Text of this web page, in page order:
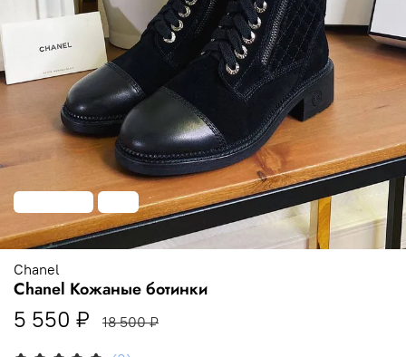
Chanel
Chanel Кожаные ботинки
5 550 ₽ 18 500 ₽